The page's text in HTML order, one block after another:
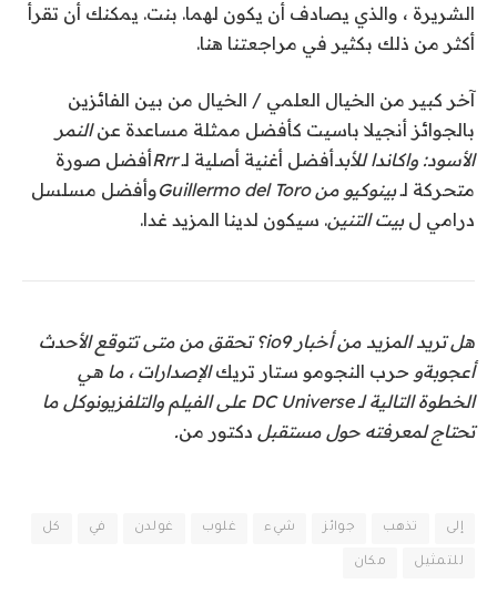
الشريرة ، والذي يصادف أن يكون لهما. بنت. يمكنك أن تقرأ
أكثر من ذلك بكثير في مراجعتنا هنا.
آخر كبير من الخيال العلمي / الخيال من بين الفائزين
بالجوائز أنجيلا باسيت كأفضل ممثلة مساعدة عنالنمر
الأسود: واكاندا للأبدأفضل أغنية أصلية لـRrrأفضل صورة
متحركة لـبينوكيو من Guillermo del Toro
وأفضل مسلسل
درامي لبيت التنين. سيكون لدينا المزيد غدا.
هل تريد المزيد من أخبار io9؟ تحقق من متى تتوقع الأحدث
أعجوبةو حرب النجومو ستار تريكالإصدارات ، ما هي
الخطوة التالية لـDC Universe على الفيلم والتلفزيون
وكل ما
تحتاج لمعرفته حول مستقبل دكتور من.
إلى تذهب جوائز شيء غلوب غولدن في كل
للتمثيل مكان